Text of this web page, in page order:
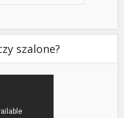
szalone?